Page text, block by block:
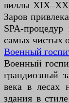
виллы XIX–XX
Заров
SPA-
самых чистых
Военный
Военный
грандиозный
века в лесах
здания в